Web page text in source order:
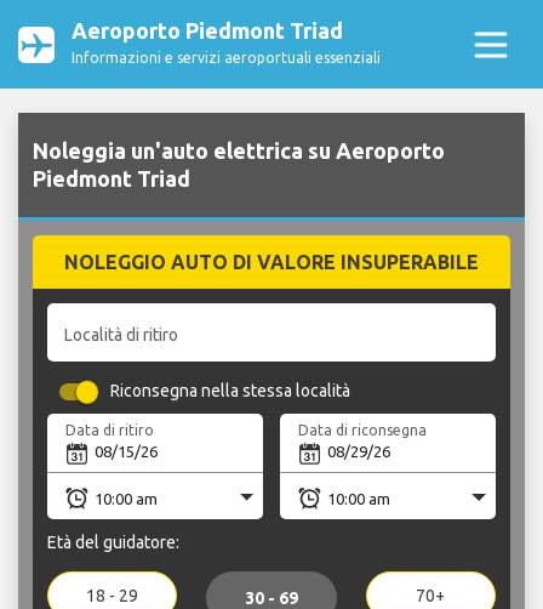
Aeroporto Piedmont Triad
Informazioni e servizi aeroportuali essenziali
Noleggia un'auto elettrica su Aeroporto
Piedmont Triad
NOLEGGIO AUTO DI VALORE INSUPERABILE
Località di ritiro
Riconsegna nella stessa località
Data di ritiro Data di riconsegna
Età del guidatore:
18 - 29 30 - 69 70+